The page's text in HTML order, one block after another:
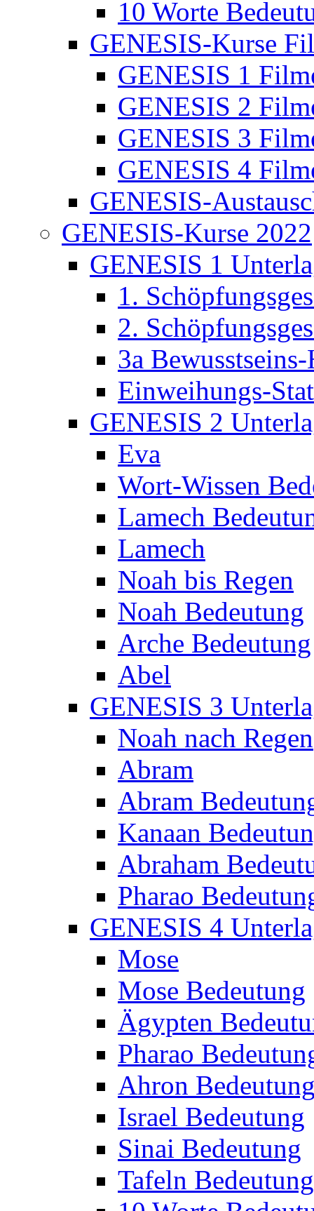
10 Worte
GENESIS-Kurse
GENESIS 1
GENESIS 2
GENESIS 3
GENESIS 4
GENESIS-
GENESIS-Kurse 2022
GENESIS 1
1.
2.
3a
Einweihungs-
GENESIS 2
Eva
Wort-Wissen
Lamech
Lamech
Noah bis Regen
Noah Bedeutung
Arche Bedeutung
Abel
GENESIS 3
Noah nach Regen
Abram
Abram
Kanaan
Abraham
Pharao
GENESIS 4
Mose
Mose Bedeutung
Ägypten
Pharao
Ahron
Israel Bedeutung
Sinai Bedeutung
Tafeln Bedeutung